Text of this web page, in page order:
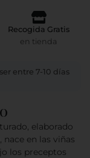
Recogida Gratis
en tienda
entre 7-10 días
elaborado
en las viñas
los preceptos